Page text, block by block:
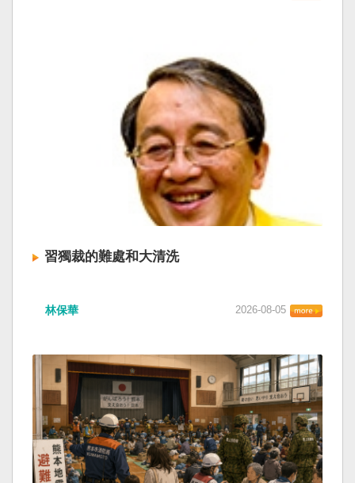
習獨裁的難處和大清洗
林保華 2026-08-05